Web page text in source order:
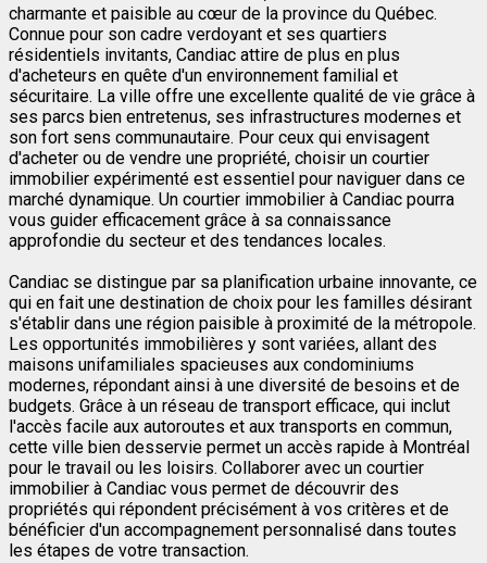
charmante et paisible au cœur de la province du Québec.
Connue pour son cadre verdoyant et ses quartiers
résidentiels invitants, Candiac attire de plus en plus
d'acheteurs en quête d'un environnement familial et
sécuritaire. La ville offre une excellente qualité de vie grâce à
ses parcs bien entretenus, ses infrastructures modernes et
son fort sens communautaire. Pour ceux qui envisagent
d'acheter ou de vendre une propriété, choisir un courtier
immobilier expérimenté est essentiel pour naviguer dans ce
marché dynamique. Un courtier immobilier à Candiac pourra
vous guider efficacement grâce à sa connaissance
approfondie du secteur et des tendances locales.
Candiac se distingue par sa planification urbaine innovante, ce
qui en fait une destination de choix pour les familles désirant
s'établir dans une région paisible à proximité de la métropole.
Les opportunités immobilières y sont variées, allant des
maisons unifamiliales spacieuses aux condominiums
modernes, répondant ainsi à une diversité de besoins et de
budgets. Grâce à un réseau de transport efficace, qui inclut
l'accès facile aux autoroutes et aux transports en commun,
cette ville bien desservie permet un accès rapide à Montréal
pour le travail ou les loisirs. Collaborer avec un courtier
immobilier à Candiac vous permet de découvrir des
propriétés qui répondent précisément à vos critères et de
bénéficier d'un accompagnement personnalisé dans toutes
les étapes de votre transaction.